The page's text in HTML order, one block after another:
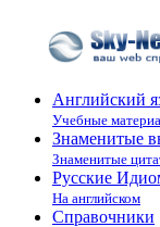
Английский
Учебные
Знаменитые
Знаменитые
Русские
На английском
Справочники